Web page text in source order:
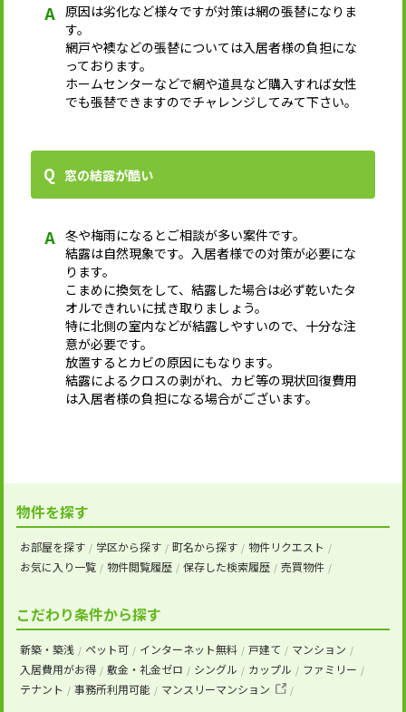
原因は劣化など様々ですが対策は網の張替になりま
す。
網戸や襖などの張替については入居者様の負担にな
っております。
ホームセンターなどで網や道具など購入すれば女性
でも張替できますのでチャレンジしてみて下さい。
窓の結露が酷い
冬や梅雨になるとご相談が多い案件です。
結露は自然現象です。入居者様での対策が必要にな
ります。
こまめに換気をして、結露した場合は必ず乾いたタ
オルできれいに拭き取りましょう。
特に北側の室内などが結露しやすいので、十分な注
意が必要です。
放置するとカビの原因にもなります。
結露によるクロスの剥がれ、カビ等の現状回復費用
は入居者様の負担になる場合がございます。
物件を探す
お部屋を探す 学区から探す 町名から探す
物件リクエスト
お気に入り一覧
物件閲覧履歴 保存した検索履歴 売買物件
こだわり条件から探す
新築・築浅 ペット可 インターネット無料 戸建て
マンション
入居費用がお得
敷金・礼金ゼロ シングル カップル
ファミリー
テナント
事務所利用可能 マンスリーマンション